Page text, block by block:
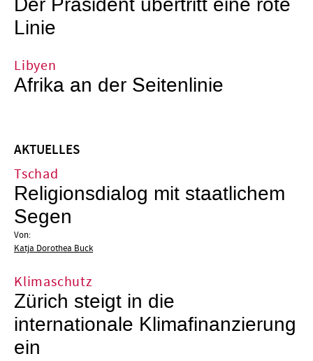
Linie
Libyen
Afrika an der Seitenlinie
AKTUELLES
Tschad
Religionsdialog mit staatlichem
Segen
Von:
Katja Dorothea Buck
Klimaschutz
Zürich steigt in die
internationale Klimafinanzierung
ein